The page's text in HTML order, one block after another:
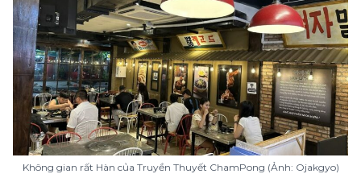
Không gian rất Hàn của Truyền Thuyết ChamPong (Ảnh: Ojakgyo)